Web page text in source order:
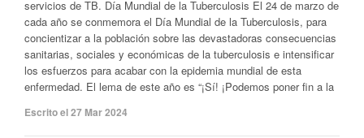
servicios de TB. Día Mundial de la Tuberculosis El 24 de marzo de
cada año se conmemora el Día Mundial de la Tuberculosis, para
concientizar a la población sobre las devastadoras consecuencias
sanitarias, sociales y económicas de la tuberculosis e intensificar
los esfuerzos para acabar con la epidemia mundial de esta
enfermedad. El lema de este año es “¡Sí! ¡Podemos poner fin a la
Escrito el 27 Mar 2024